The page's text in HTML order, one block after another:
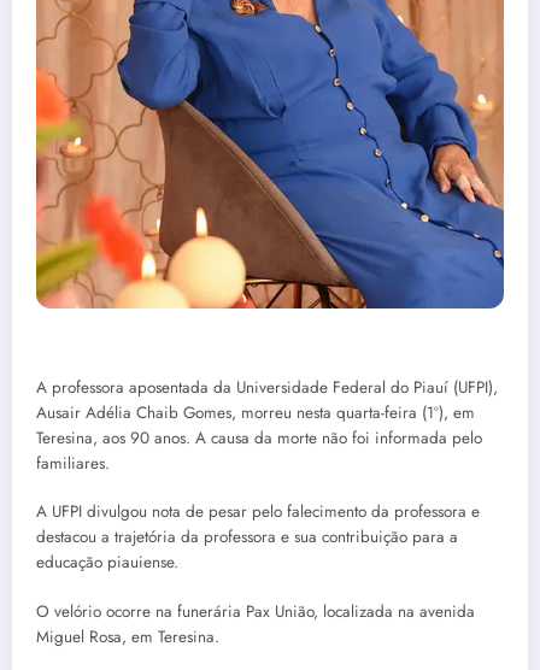
A professora aposentada da Universidade Federal do Piauí (UFPI),
Ausair Adélia Chaib Gomes, morreu nesta quarta-feira (1º), em
Teresina, aos 90 anos. A causa da morte não foi informada pelo
familiares.
A UFPI divulgou nota de pesar pelo falecimento da professora e
destacou a trajetória da professora e sua contribuição para a
educação piauiense.
O velório ocorre na funerária Pax União, localizada na avenida
Miguel Rosa, em Teresina.